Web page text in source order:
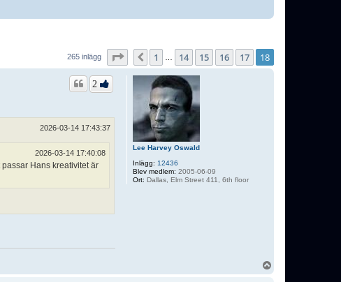
265 inlägg Sida 18av18
Föregående
1 14 15 16 17 18
Lee Harvey Oswald
Inlägg: 12436
Blev medlem: 2005-06-09
Ort: Dallas, Elm Street 411, 6th floor
2
2026-03-14 17:43:37
2026-03-14 17:40:08
Hans kreativitet är